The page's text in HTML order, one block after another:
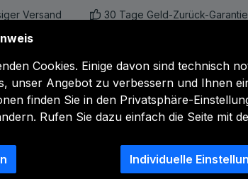
Versand 30 Tage Geld-Zurück-Garantie
Cookies. Einige davon sind technisch
unser Angebot zu verbessern und Ihnen
finden Sie in den Privatsphäre-
Rufen Sie dazu einfach die Seite mit
Individuelle